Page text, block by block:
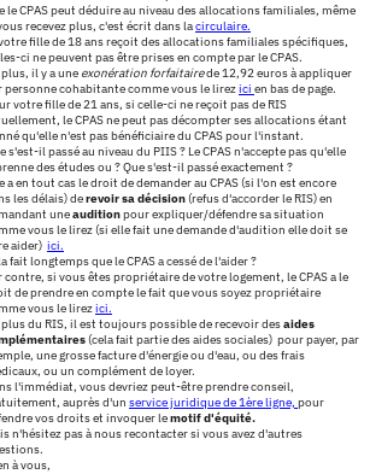
le CPAS peut déduire au niveau des allocations familiales, même
recevez plus, c'est écrit dans lacirculaire.
fille de 18 ans reçoit des allocations familiales spécifiques,
ci ne peuvent pas être prises en compte par le CPAS.
plus, il y a une exonération forfaitairede 12,92 euros à appliquer
personne cohabitante comme vous le lirezici en bas de page.
votre fille de 21 ans, si celle-ci ne reçoit pas de RIS
le CPAS ne peut pas décompter ses allocations étant
qu'elle n'est pas bénéficiaire du CPAS pour l'instant.
s'est-il passé au niveau du PIIS ? Le CPAS n'accepte pas qu'elle
des études ou ? Que s'est-il passé exactement ?
a en tout cas le droit de demander au CPAS (si l'on est encore
les délais) derevoir sa décision(refus d'accorder le RIS) en
uneauditionpour expliquer/défendre sa situation
vous le lirez (si elle fait une demande d'audition elle doit se
aider) ici.
fait longtemps que le CPAS a cessé de l'aider ?
contre, si vous êtes propriétaire de votre logement, le CPAS a le
de prendre en compte le fait que vous soyez propriétaire
vous le lirezici.
plus du RIS, il est toujours possible de recevoir desaides
(cela fait partie des aides sociales) pour payer, par
une grosse facture d'énergie ou d'eau, ou des frais
ou un complément de loyer.
l'immédiat, vous devriez peut-être prendre conseil,
auprès d'un service juridique de 1ère ligne, pour
vos droits et invoquer lemotif d'équité.
n'hésitez pas à nous recontacter si vous avez d'autres
à vous,